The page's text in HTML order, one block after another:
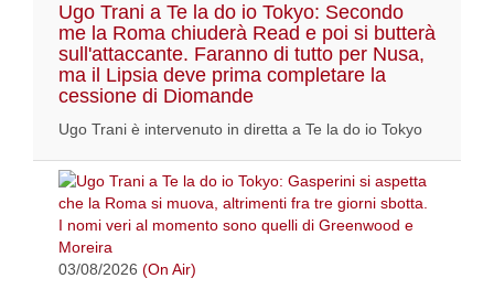
Ugo Trani a Te la do io Tokyo: Secondo
me la Roma chiuderà Read e poi si butterà
sull'attaccante. Faranno di tutto per Nusa,
ma il Lipsia deve prima completare la
cessione di Diomande
Ugo Trani è intervenuto in diretta a Te la do io Tokyo
03/08/2026 (On Air)